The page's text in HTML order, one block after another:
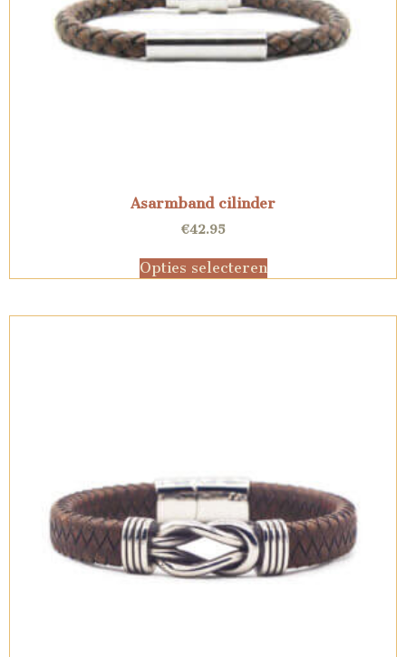
Asarmband cilinder
€42.95
Opties selecteren